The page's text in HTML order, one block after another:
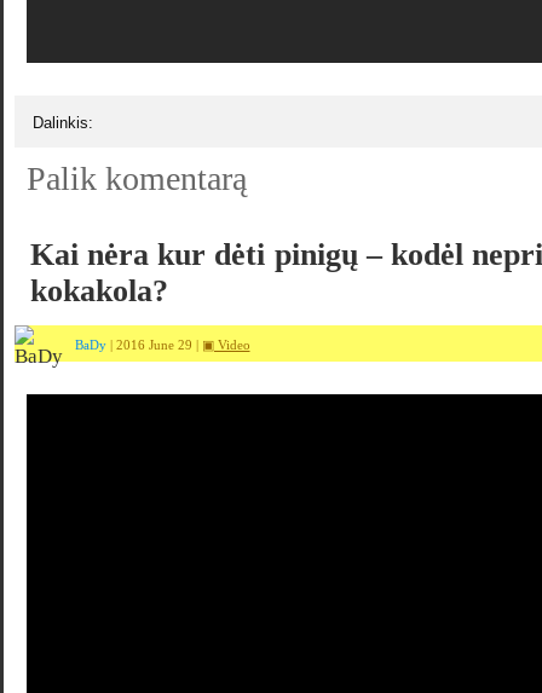
Dalinkis:
Palik komentarą
Kai nėra kur dėti pinigų – kodėl
kokakola?
BaDy| 2016 June 29 | ▣ Video